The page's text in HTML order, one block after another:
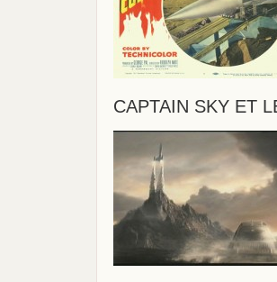
CAPTAIN SKY ET